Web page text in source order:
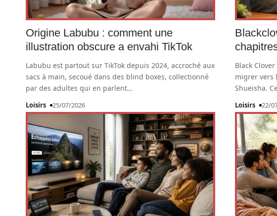
Origine Labubu : comment une
illustration obscure a envahi TikTok
Labubu est partout sur TikTok depuis 2024, accroché aux
sacs à main, secoué dans des blind boxes, collectionné
par des adultes qui en parlent…
Loisirs 25/07/2026
Black
migrer vers
Shueisha.
Loisirs 22/